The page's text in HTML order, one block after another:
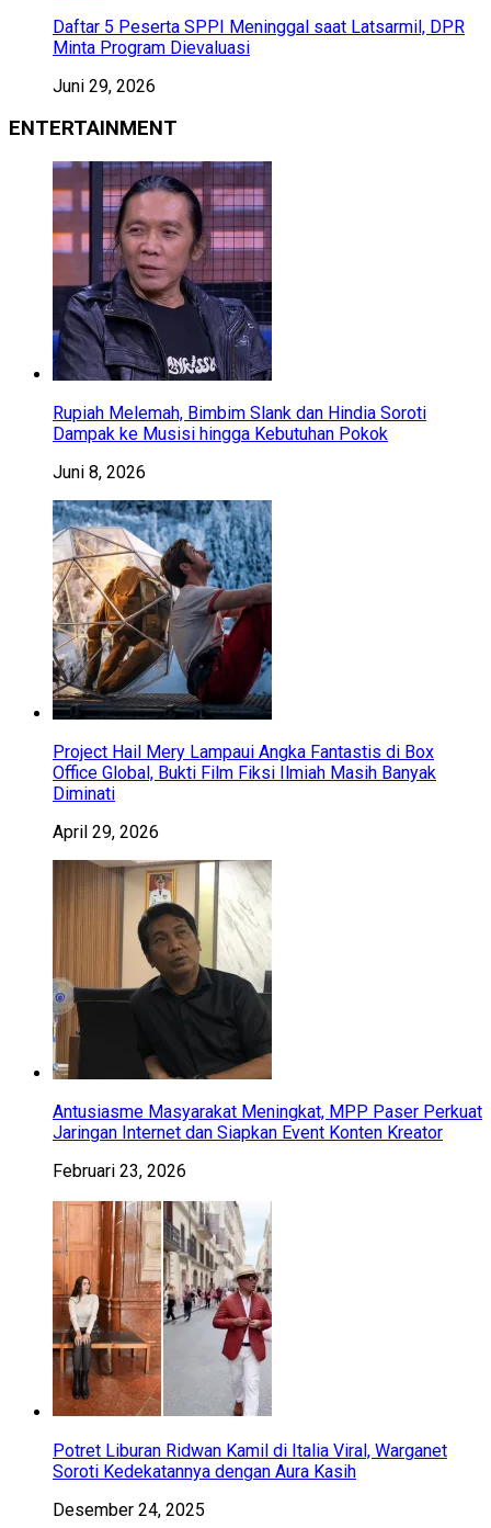
Daftar 5 Peserta SPPI Meninggal saat Latsarmil, DPR
Minta Program Dievaluasi
Juni 29, 2026
ENTERTAINMENT
Rupiah Melemah, Bimbim Slank dan Hindia Soroti
Dampak ke Musisi hingga Kebutuhan Pokok
Juni 8, 2026
Project Hail Mery Lampaui Angka Fantastis di Box
Office Global, Bukti Film Fiksi Ilmiah Masih Banyak
Diminati
April 29, 2026
Antusiasme Masyarakat Meningkat, MPP Paser Perkuat
Jaringan Internet dan Siapkan Event Konten Kreator
Februari 23, 2026
Potret Liburan Ridwan Kamil di Italia Viral, Warganet
Soroti Kedekatannya dengan Aura Kasih
Desember 24, 2025